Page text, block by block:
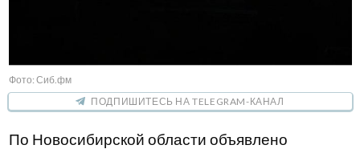
Фото: Сиб.фм
ПОДПИШИТЕСЬ НА TELEGRAM-КАНАЛ
По Новосибирской области объявлено